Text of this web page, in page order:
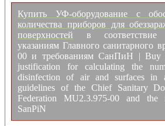
Купить УФ-оборудование с
количества приборов для
поверхностей в соответствие
указаниям Главного санитарного
00 и требованиям СанПиН | Buy
justification for calculating the
disinfection of air and surfaces in
guidelines of the Chief Sanitary
Federation MU2.3.975-00 and the
SanPiN